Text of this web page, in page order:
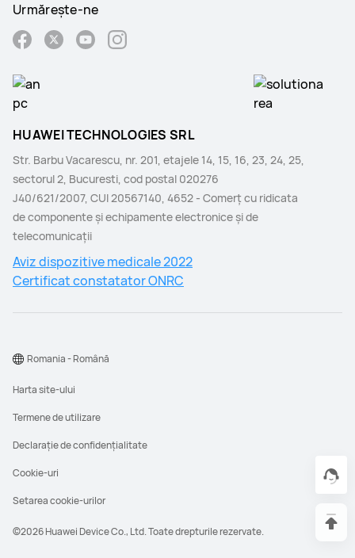
Urmărește-ne
HUAWEI TECHNOLOGIES SRL
Str. Barbu Vacarescu, nr. 201, etajele 14, 15, 16, 23, 24, 25,
sectorul 2, Bucuresti, cod postal 020276
J40/621/2007, CUI 20567140, 4652 - Comerţ cu ridicata
de componente şi echipamente electronice şi de
telecomunicaţii
Aviz dispozitive medicale 2022
Certificat constatator ONRC
©2026 Huawei Device Co., Ltd. Toate drepturile rezervate.
Harta site-ului
Termene de utilizare
Declarație de confidențialitate
Cookie-uri
Setarea cookie-urilor
Romania - Română